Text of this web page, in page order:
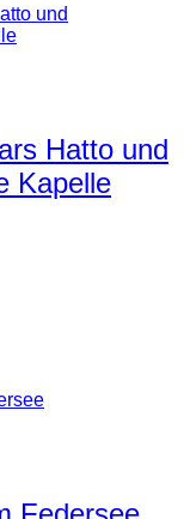
Hatto und
Kapelle